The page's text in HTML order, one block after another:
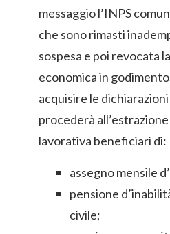
messaggio l’INPS
che sono rimasti
sospesa e poi revocata
economica in
acquisire le
procederà
lavorativa beneficiari di:
assegno mensile
pensione
civile;